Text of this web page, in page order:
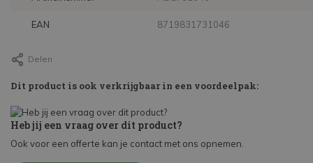
EAN 8719831731046
Delen
Dit product is ook verkrijgbaar in een voordeelpak:
Heb jij een vraag over dit product?
Ook voor een offerte kan je contact met ons opnemen.